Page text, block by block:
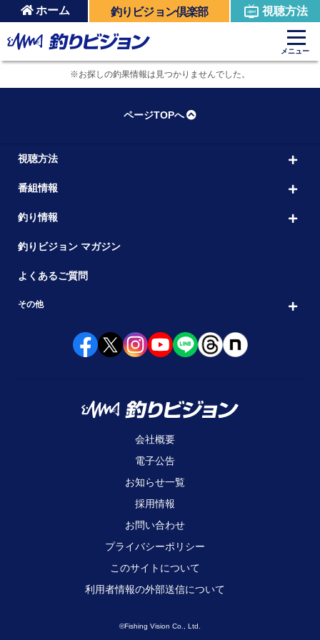
ホーム 釣りビジョン倶楽部 視聴方法
メニュー
※お探しの釣果情報は見つかりませんでした。
ページTOPへ
視聴方法
番組情報
釣り情報
釣りビジョン マガジン
よくあるご質問
その他
会社概要
電子公告
お知らせ一覧
採用情報
お問い合わせ
プライバシーポリシー
このサイトについて
利用者情報の外部送信について
©Fishing Vision Co., Ltd.